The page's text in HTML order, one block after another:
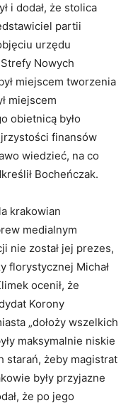
i dodał, że stolica
partii
urzędu
Nowych
miejscem tworzenia
miejscem
obietnicą było
finansów
wiedzieć, na co
Bocheńczak.
krakowian
medialnym
nie został jej prezes,
florystycznej Michał
ocenił, że
Korony
„dołoży wszelkich
maksymalnie niskie
starań, żeby magistrat
były przyjazne
że po jego